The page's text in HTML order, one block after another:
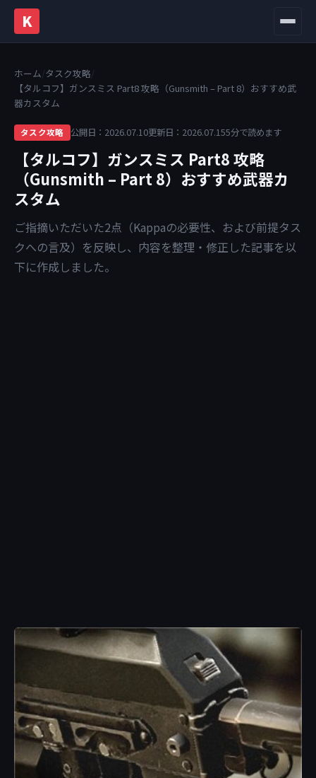
K メニュ
ホーム/タスク攻略/
【タルコフ】ガンスミス Part8 攻略（Gunsmith – Part 8）おすすめ武
器カスタム
タスク攻略 公開日：2026.07.10更新日：2026.07.155分で読めます
【タルコフ】ガンスミス Part8 攻略
（Gunsmith – Part 8）おすすめ武器カ
スタム
ご指摘いただいた2点（Kappaの必要性、および前提タス
クへの言及）を反映し、内容を整理・修正した記事を以
下に作成しました。